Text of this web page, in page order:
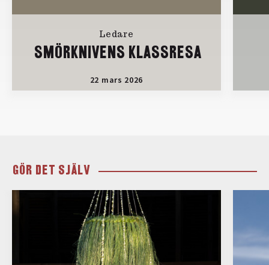
Ledare
SMÖRKNIVENS KLASSRESA
22 mars 2026
GÖR DET SJÄLV